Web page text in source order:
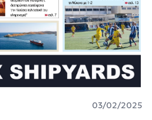
03/02/2025